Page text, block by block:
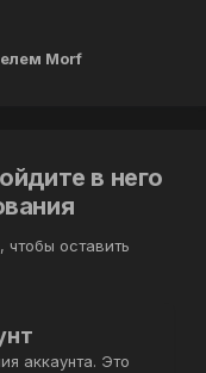
Morf
в него
оставить
аккаунта. Это